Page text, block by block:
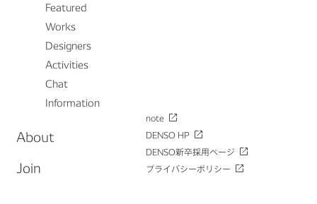
Featured
Works
Designers
Activities
Chat
Information
About
Join
note
DENSO HP
DENSO新卒採用ページ
プライバシーポリシー